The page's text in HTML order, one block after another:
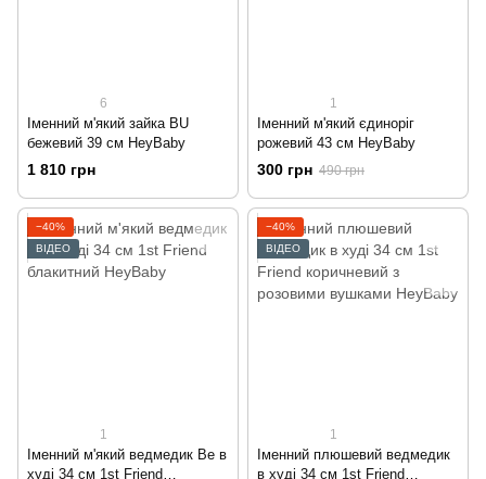
6
Іменний м'який зайка BU
бежевий 39 см HeyBaby
1 810 грн
1
Іменний м'який єдиноріг
рожевий 43 см HeyBaby
300 грн 490 грн
−40%
ВІДЕО
1
Іменний м'який ведмедик Be в
худі 34 см 1st Friend
−40%
ВІДЕО
1
Іменний плюшевий ведмедик
в худі 34 см 1st Friend